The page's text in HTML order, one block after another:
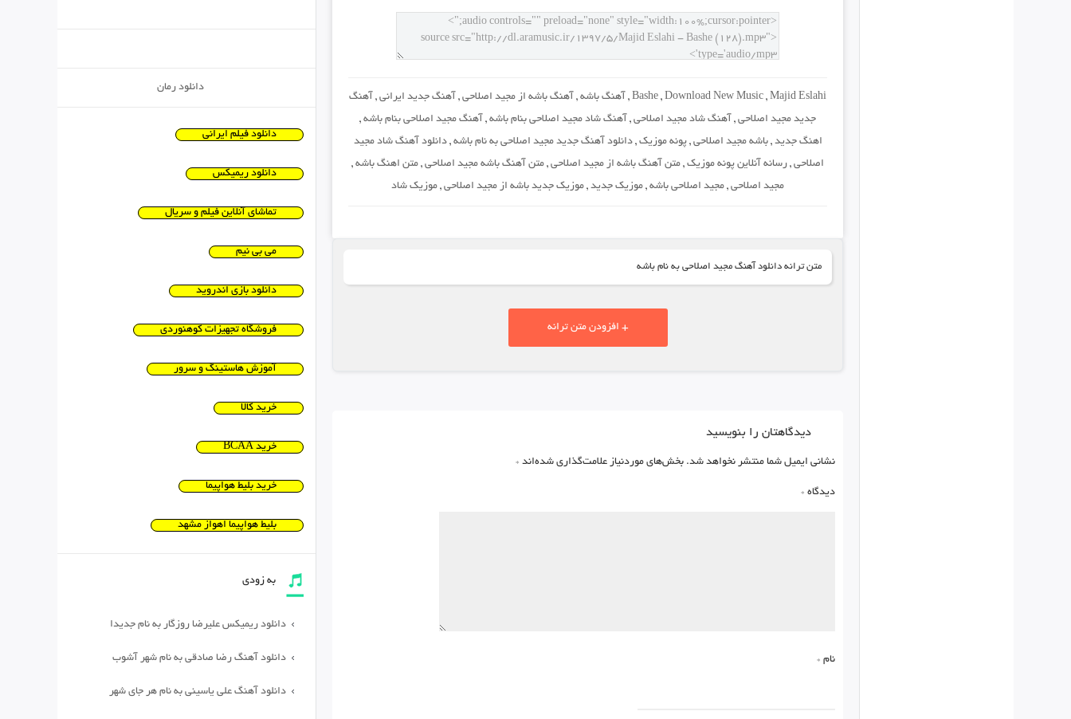
Bashe ,Download New Music ,Majid Eslahi
, آهنگ باشه, آهنگ باشه از مجید اصلاحی, آهنگ جدید ایرانی, آهنگ
جدید مجید اصلاحی, آهنگ شاد مجید اصلاحی, آهنگ شاد مجید اصلاحی بنام باشه, آهنگ مجید اصلاحی بنام باشه,
اهنگ جدید ,باشه مجید اصلاحی ,پونه موزیک ,دانلود آهنگ جدید مجید اصلاحی به نام باشه ,دانلود آهنگ شاد مجید
اصلاحی, رسانه آنلاین پونه موزیک, متن آهنگ باشه از مجید اصلاحی, متن آهنگ باشه مجید اصلاحی, متن اهنگ باشه,
مجید اصلاحی, مجید اصلاحی باشه, موزیک جدید, موزیک جدید باشه از مجید اصلاحی, موزیک شاد
متن ترانه دانلود آهنگ مجید اصلاحی به نام باشه
+ افزودن متن ترانه
دیدگاهتان را بنویسید
نشانی ایمیل شما منتشر نخواهد شد. بخش‌های موردنیاز علامت‌گذاری شده‌اند *
دیدگاه *
نام *
دانلود رمان
دانلود فیلم ایرانی
دانلود ریمیکس
تماشای آنلاین فیلم و سریال
می بی نیم
دانلود بازی اندروید
فروشگاه تجهیزات کوهنوردی
آموزش هاستینگ و سرور
خرید کالا
خرید BCAA
خرید بلیط هواپیما
بلیط هواپیما اهواز مشهد
به زودی
دانلود ریمیکس علیرضا روزگار به نام جدیدا
دانلود آهنگ رضا صادقی به نام شهر آشوب
دانلود آهنگ علی یاسینی به نام هر جای شهر